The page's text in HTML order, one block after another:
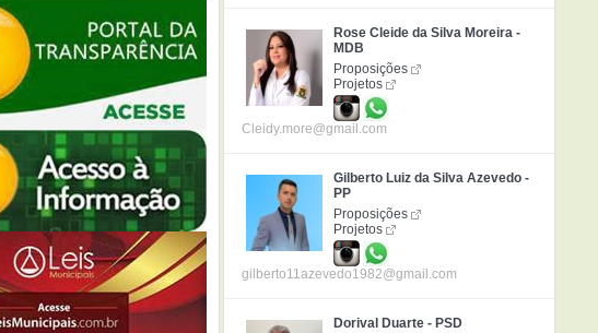
Rose Cleide da Silva Moreira -
MDB
Proposições
Projetos
Cleidy.more@gmail.com
Gilberto Luiz da Silva Azevedo -
PP
Proposições
Projetos
gilberto11azevedo1982@gmail.com
Dorival Duarte - PSD